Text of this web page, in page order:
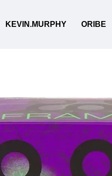
KEVIN.MURPHY ORIBE